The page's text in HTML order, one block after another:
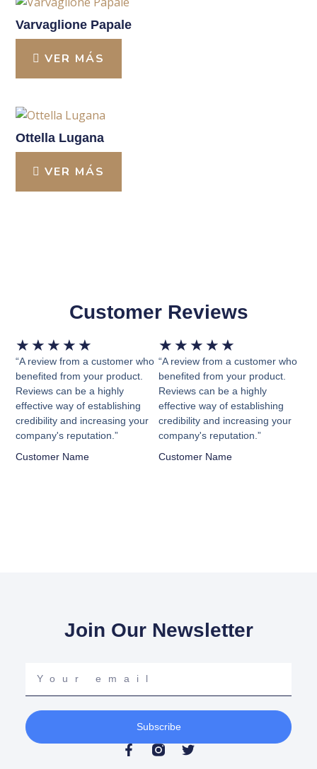
Varvaglione Papale
VER MÁS
Ottella Lugana
VER MÁS
Customer Reviews
★ ★ ★ ★ ★
con
5
de
5
“A review from a customer who
benefited from your product.
Reviews can be a highly
effective way of establishing
credibility and increasing your
company's reputation.”
Customer Name
★ ★ ★ ★ ★
con
5
de
5
“A review from a customer who
benefited from your product.
Reviews can be a highly
effective way of establishing
credibility and increasing your
company's reputation.”
Customer Name
Join Our Newsletter
Subscribe
F
a
T